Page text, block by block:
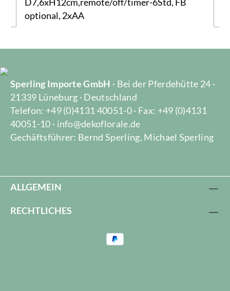
D7,6xH12cm,remote/off/timer-6Std, FB
optional, 2xAA
Sperling Importe GmbH · Bei der Pferdehütte 24 ·
21339 Lüneburg · Deutschland
Telefon: +49 (0)4131 40051-0 · Fax: +49 (0)4131
40051-10 · info@dekoflorale.de
Gechäftsführer: Bernd Sperling, Michael Sperling
ALLGEMEIN
RECHTLICHES